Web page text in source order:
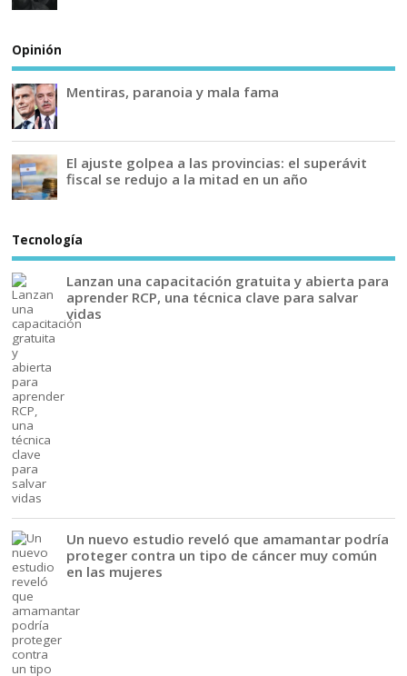
Opinión
Mentiras, paranoia y mala fama
El ajuste golpea a las provincias: el superávit
fiscal se redujo a la mitad en un año
Tecnología
Lanzan una capacitación gratuita y abierta para
aprender RCP, una técnica clave para salvar
vidas
Un nuevo estudio reveló que amamantar podría
proteger contra un tipo de cáncer muy común
en las mujeres